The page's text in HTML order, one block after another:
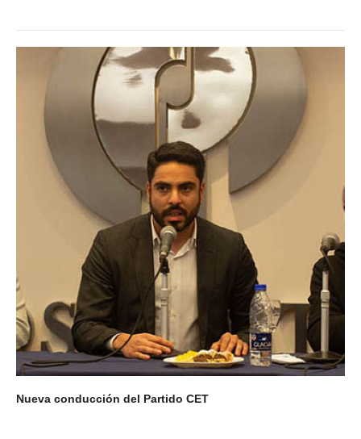
Nueva conducción del Partido CET